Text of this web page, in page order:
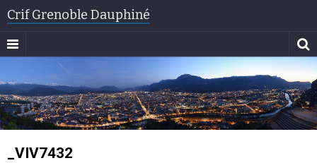
Crif Grenoble Dauphiné
_VIV7432